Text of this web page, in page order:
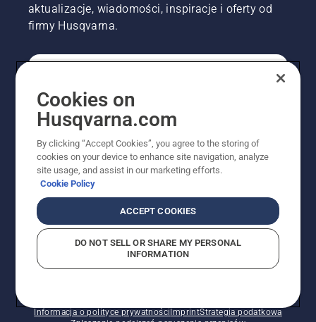
aktualizacje, wiadomości, inspiracje i oferty od
firmy Husqvarna.
PROFESJONALISTA
Informacja o polityce prywatnościImprintStrategia podatkowa
Cookies on
Husqvarna.com
By clicking “Accept Cookies”, you agree to the storing of
cookies on your device to enhance site navigation, analyze
site usage, and assist in our marketing efforts.
Cookie Policy
ACCEPT COOKIES
DO NOT SELL OR SHARE MY PERSONAL
INFORMATION